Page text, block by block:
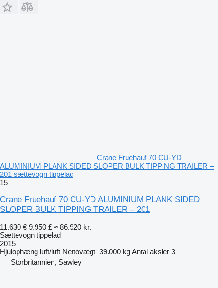
Crane Fruehauf 70 CU-YD
ALUMINIUM PLANK SIDED SLOPER BULK TIPPING TRAILER –
201 sættevogn tippelad
15
Crane Fruehauf 70 CU-YD ALUMINIUM PLANK SIDED
SLOPER BULK TIPPING TRAILER – 201
11.630 € 9.950 £ ≈ 86.920 kr.
Sættevogn tippelad
2015
Hjulophæng luft/luft Nettovægt 39.000 kgAntal aksler 3
Storbritannien, Sawley